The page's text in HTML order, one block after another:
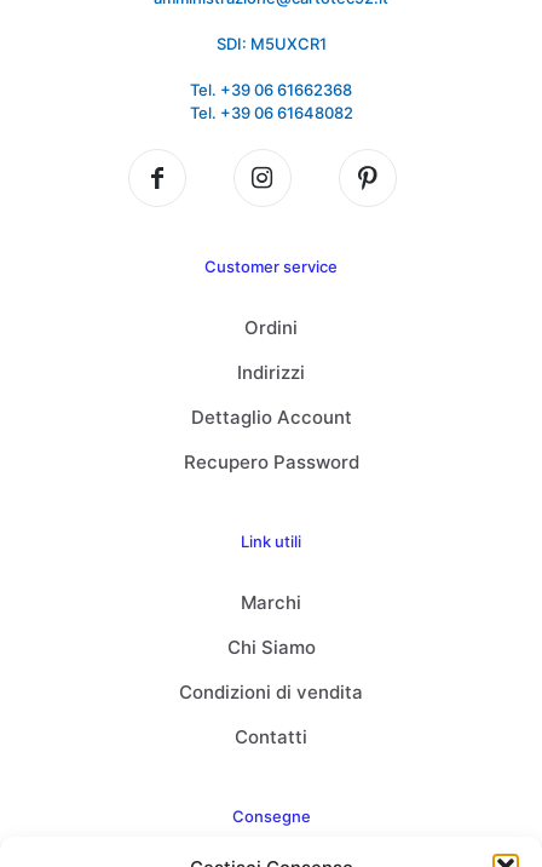
SDI: M5UXCR1
Tel. +39 06 61662368
Tel. +39 06 61648082
Customer service
Ordini
Indirizzi
Dettaglio Account
Recupero Password
Link utili
Marchi
Chi Siamo
Condizioni di vendita
Contatti
Consegne